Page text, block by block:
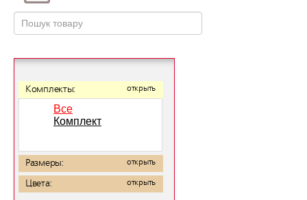
Комплекты: открыть
Все
Комплект
Размеры: открыть
Цвета: открыть